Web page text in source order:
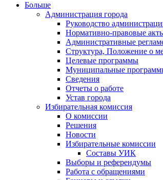
Больше
Администрация города
Руководство
Нормативно-правовые
Административные
Структура, Положение о
Целевые программы
Муниципальные
Сведения
Отчеты о работе
Устав города
Избирательная комиссия
О комиссии
Решения
Новости
Избирательные комиссии
Составы УИК
Выборы и референдумы
Работа с обращениями